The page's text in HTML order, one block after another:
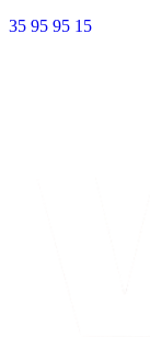
35 95 95 15